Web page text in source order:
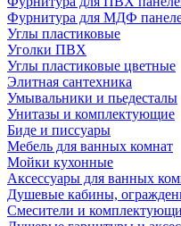
Фурнитура для МДФ
Углы пластиковые
Уголки ПВХ
Углы пластиковые цветные
Элитная сантехника
Умывальники и пьедесталы
Унитазы и комплектующие
Биде и писсуары
Мебель для ванных комнат
Мойки кухонные
Аксессуары для ванных
Душевые кабины,
Смесители и